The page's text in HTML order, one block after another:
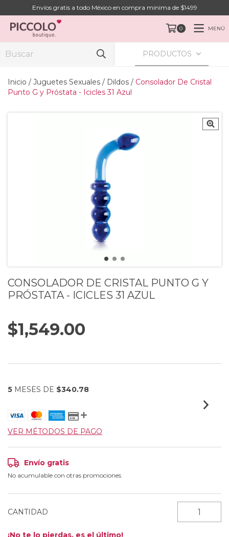
Envíos gratis a todo México en compra minima de $1499
0 MENÚ
PRODUCTOS
Inicio / Juguetes Sexuales / Dildos / Consolador De Cristal
Punto G y Próstata - Icicles 31 Azul
CONSOLADOR DE CRISTAL PUNTO G Y
PRÓSTATA - ICICLES 31 AZUL
$1,549.00
5 MESES DE $340.78
VER MÉTODOS DE PAGO
Envío gratis
No acumulable con otras promociones
CANTIDAD
¡No te lo pierdas, es el último!